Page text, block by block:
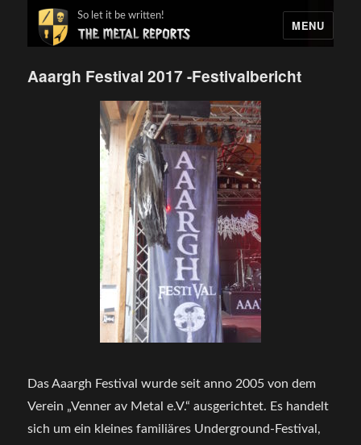
MENU
So let it be written!
Aaargh Festival 2017 -Festivalbericht
Das Aaargh Festival wurde seit anno 2005 von dem
Verein „Venner av Metal e.V.“ausgerichtet. Es handelt
sich um ein kleines familiäres Underground-Festival,